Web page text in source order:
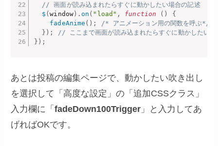
// 画面が読み込まれたらすぐに動かしたい場合の記述
$ (window) .on ( "load" , function ( )
{
fadeAnime ( ) ;
/* アニメーション用の関数を呼ぶ*/
} ) ;
// ここまで画面が読み込まれたらすぐに動かしたい場
} ) ;
あとは投稿の編集ページで、動かしたい吹き出し
を選択して「高度な設定」の「追加CSSクラス」
入力欄に「fadeDown100Trigger 」と入力してあ
げればOKです。